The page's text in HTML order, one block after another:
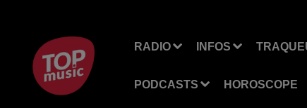
RADIO INFOS
PODCASTS HOROSCOPE